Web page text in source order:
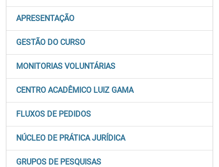
APRESENTAÇÃO
GESTÃO DO CURSO
MONITORIAS VOLUNTÁRIAS
CENTRO ACADÊMICO LUIZ GAMA
FLUXOS DE PEDIDOS
NÚCLEO DE PRÁTICA JURÍDICA
GRUPOS DE PESQUISAS